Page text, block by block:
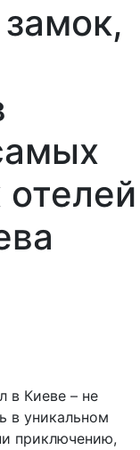
в Киеве – не
в уникальном
приключению,